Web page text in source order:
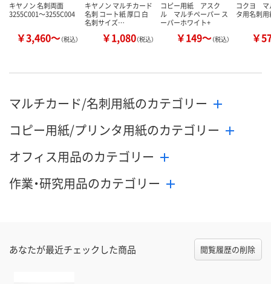
キヤノン 名刺両面
3255C001～3255C004
￥3,460～（税込）
キヤノン マルチカード
名刺 コート紙 厚口 白
名刺サイズ…
￥1,080（税込）
コピー用紙 アスク
ル マルチペーパー ス
ーパーホワイト+
￥149～（税込）
コクヨ マ
タ用名刺用
￥
マルチカード/名刺用紙のカテゴリー
コピー用紙/プリンタ用紙のカテゴリー
オフィス用品のカテゴリー
作業・研究用品のカテゴリー
あなたが最近チェックした商品 閲覧履歴の削除